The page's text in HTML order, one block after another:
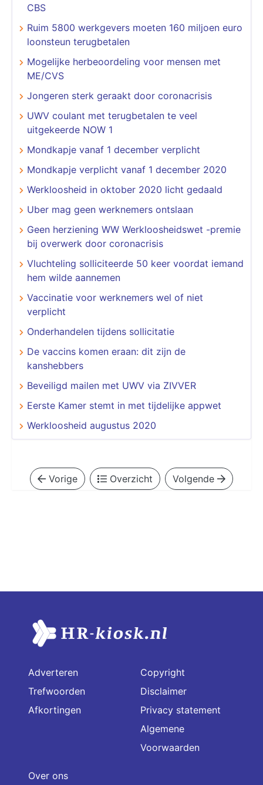
CBS
Ruim 5800 werkgevers moeten 160 miljoen euro
loonsteun terugbetalen
Mogelijke herbeoordeling voor mensen met
ME/CVS
Jongeren sterk geraakt door coronacrisis
UWV coulant met terugbetalen te veel
uitgekeerde NOW 1
Mondkapje vanaf 1 december verplicht
Mondkapje verplicht vanaf 1 december 2020
Werkloosheid in oktober 2020 licht gedaald
Uber mag geen werknemers ontslaan
Geen herziening WW Werkloosheidswet -premie
bij overwerk door coronacrisis
Vluchteling solliciteerde 50 keer voordat iemand
hem wilde aannemen
Vaccinatie voor werknemers wel of niet
verplicht
Onderhandelen tijdens sollicitatie
De vaccins komen eraan: dit zijn de
kanshebbers
Beveiligd mailen met UWV via ZIVVER
Eerste Kamer stemt in met tijdelijke appwet
Werkloosheid augustus 2020
Vorige Overzicht Volgende
Adverteren
Trefwoorden
Afkortingen
Copyright
Disclaimer
Privacy statement
Algemene
Voorwaarden
Over ons